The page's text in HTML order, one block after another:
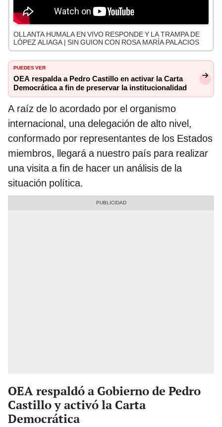
OLLANTA HUMALA EN VIVO RESPONDE Y LA TRAMPA DE
LÓPEZ ALIAGA | SIN GUION CON ROSA MARÍA PALACIOS
PUEDES VER
OEA respalda a Pedro Castillo en activar la Carta
Democrática a fin de preservar la institucionalidad
A raíz de lo acordado por el organismo
internacional, una delegación de alto nivel,
conformado por representantes de los Estados
miembros, llegará a nuestro país para realizar
una visita a fin de hacer un análisis de la
situación política.
OEA respaldó a Gobierno de Pedro
Castillo y activó la Carta
Democrática